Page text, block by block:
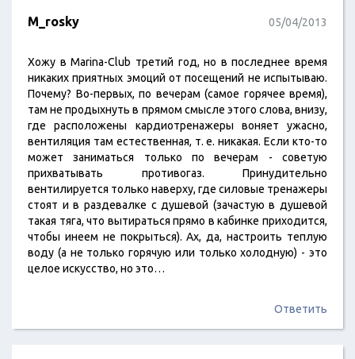
M_rosky 05/04/2013
Хожу в Marina-Club третий год, но в последнее время
никаких приятных эмоций от посещений не испытываю.
Почему? Во-первых, по вечерам (самое горячее время),
там не продыхнуть в прямом смысле этого слова, внизу,
где расположены кардиотренажеры воняет ужасно,
вентиляция там естественная, т. е. никакая. Если кто-то
может заниматься только по вечерам - советую
прихватывать противогаз. Принудительно
вентилируется только наверху, где силовые тренажеры
стоят и в раздевалке с душевой (зачастую в душевой
такая тяга, что вытираться прямо в кабинке приходится,
чтобы инеем не покрыться). Ах, да, настроить теплую
воду (а не только горячую или только холодную) - это
целое искусство, но это…
Ответить